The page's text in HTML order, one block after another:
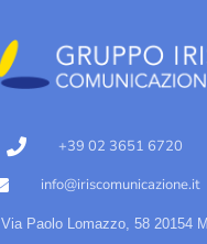
+39 02 3651 6720
info@iriscomunicazione.it
Via Paolo Lomazzo, 58 20154